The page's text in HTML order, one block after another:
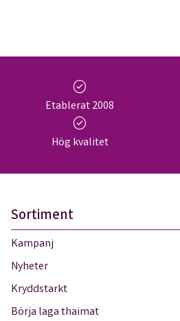
check_circle
Etablerat 2008
check_circle
Hög kvalitet
Sortiment
Kampanj
Nyheter
Kryddstarkt
Börja laga thaimat